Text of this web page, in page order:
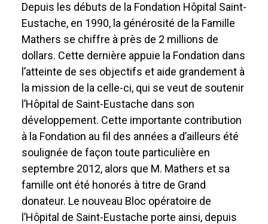
Depuis les débuts de la Fondation Hôpital Saint-
Eustache, en 1990, la générosité de la Famille
Mathers se chiffre à près de 2 millions de
dollars. Cette dernière appuie la Fondation dans
l’atteinte de ses objectifs et aide grandement à
la mission de la celle-ci, qui se veut de soutenir
l’Hôpital de Saint-Eustache dans son
développement. Cette importante contribution
à la Fondation au fil des années a d’ailleurs été
soulignée de façon toute particulière en
septembre 2012, alors que M. Mathers et sa
famille ont été honorés à titre de Grand
donateur. Le nouveau Bloc opératoire de
l’Hôpital de Saint-Eustache porte ainsi, depuis